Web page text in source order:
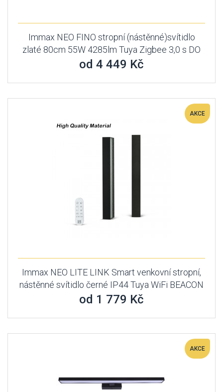
Immax NEO FINO stropní (nástěnné)svítidlo
zlaté 80cm 55W 4285lm Tuya Zigbee 3,0 s DO
od 4 449 Kč
AKCE
Immax NEO LITE LINK Smart venkovní stropní,
nástěnné svítidlo černé IP44 Tuya WiFi BEACON
od 1 779 Kč
AKCE